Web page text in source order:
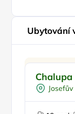
Ubytování
Pro
U lesa
U